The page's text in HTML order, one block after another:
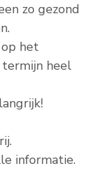
zo gezond
het
heel
informatie.